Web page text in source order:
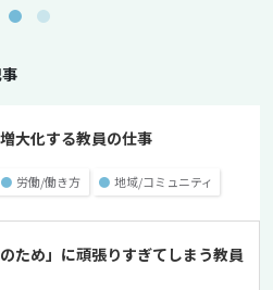
大化する教員の仕事
● 労働/働き方 ● 地域/コミュニティ
のため」に頑張りすぎてしまう教員